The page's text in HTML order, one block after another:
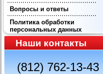
Вопросы и ответы
Политика обработки
персональных данных
Наши контакты
(812) 762-13-43